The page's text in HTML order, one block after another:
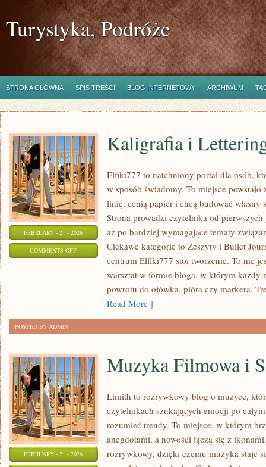
Turystyka, Podróże
STRONA GŁÓWNA SPIS TREŚCI BLOG INTERNETOWY ARCHIWUM
FEBRUARY - 21 - 2026
COMMENTS OFFON
KALIGRAFIA
LETTERING
Kaligrafia i
Elfiki777 to natchniony portal dla osób,
w sposób świadomy. To miejsce
linię, cenią papier i chcą budować
Strona prowadzi czytelnika od
aż po bardziej wymagające tematy
Ciekawe kategorie to Zeszyty i Bullet
centrum Elfiki777 stoi tworzenie. To nie
warsztat w formie bloga, w którym każdy
powrotu do ołówka, pióra czy markera.
Read More ]
POSTED BY ADMIN
FEBRUARY - 21 - 2026
Muzyka Filmowa i
Limith to rozrywkowy blog o muzyce,
czytelnikach szukających emocji po
rozumieć trendy. To miejsce, w którym
anegdotami, a nowości łączą się z
rozrywkowy, dzięki czemu muzyka staje